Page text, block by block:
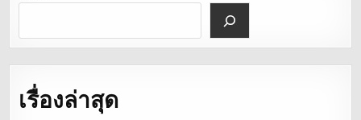
เรื่องล่าสุด